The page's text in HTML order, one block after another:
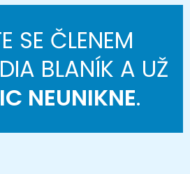
SE ČLENEM
BLANÍK A UŽ
NEUNIKNE.